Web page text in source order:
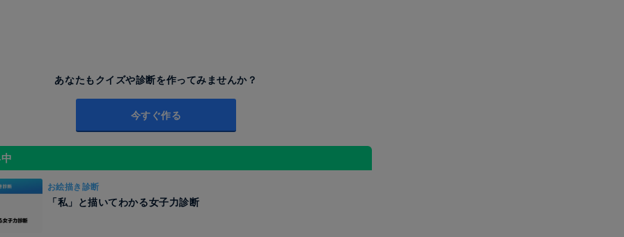
あなたもクイズや診断を作ってみませんか？
今すぐ作る
お絵描き診断
「私」と描いてわかる女子力診断